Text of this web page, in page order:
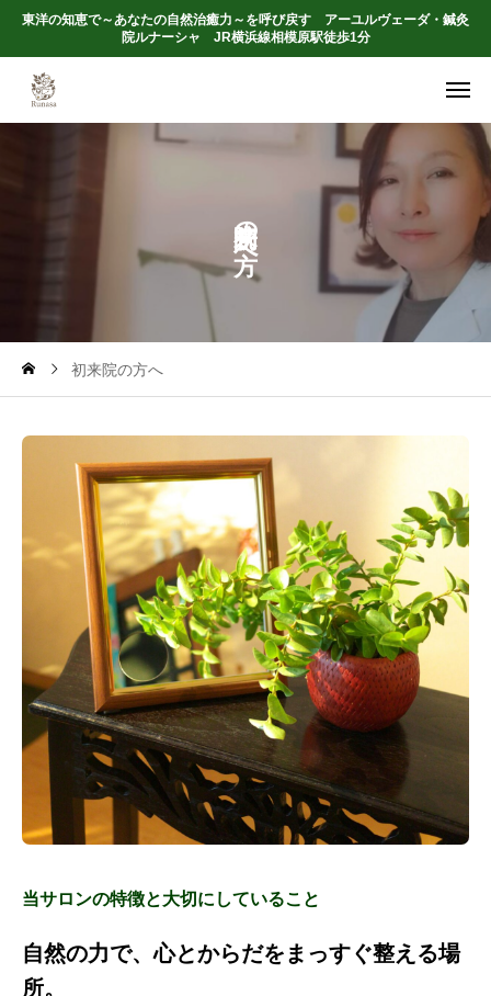
東洋の知恵で～あなたの自然治癒力～を呼び戻す アーユルヴェーダ・鍼灸
院ルナーシャ JR横浜線相模原駅徒歩1分
の
へ
初来院の方へ
当サロンの特徴と大切にしていること
自然の力で、心とからだをまっすぐ整える場
所。